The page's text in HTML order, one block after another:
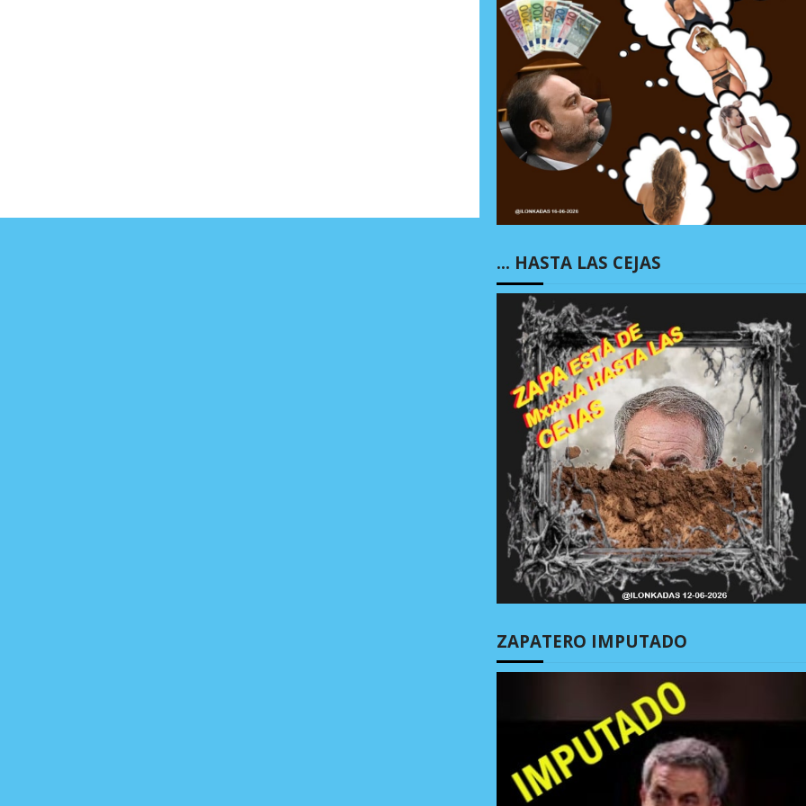
… HASTA LAS CEJAS
ZAPATERO IMPUTADO